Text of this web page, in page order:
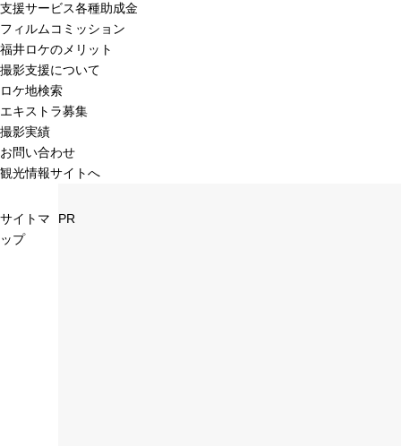
支援サービス各種助成金
フィルムコミッション
福井ロケのメリット
撮影支援について
ロケ地検索
エキストラ募集
撮影実績
お問い合わせ
観光情報サイトへ
サイトマ
ップ
PR